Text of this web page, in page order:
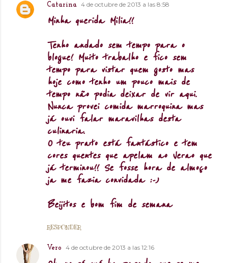
Catarina 4 de octubre de 2013 a las 8:58
Minha querida Milia!!
Tenho andado sem tempo para o
blogue! Muito trabalho e fico sem
tempo para vistar quem gosto mas
hoje como tenho um pouco mais de
tempo não podia deixar de vir aqui.
Nunca provei comida marroquina mas
já ouvi falar maravilhas desta
culinaria.
O teu prato está fantástico e tem
cores quentes que apelam ao Verao que
já terminou!! Se fosse hora de almoço
ja me fazia convidada :-)
Beijitos e bom fim de semana
RESPONDER
Vero 4 de octubre de 2013 a las 12:16